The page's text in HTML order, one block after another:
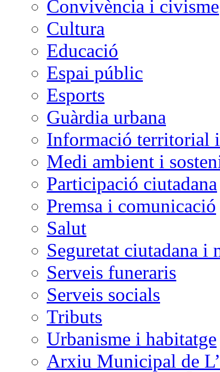
Convivència i civisme
Cultura
Educació
Espai públic
Esports
Guàrdia urbana
Informació territorial
Medi ambient i
Participació ciutadana
Premsa i comunicació
Salut
Seguretat ciutadana i
Serveis funeraris
Serveis socials
Tributs
Urbanisme i habitatge
Arxiu Municipal de